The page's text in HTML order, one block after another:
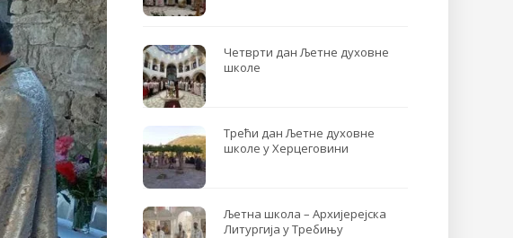
Четврти дан Љетне духовне
школе
Трећи дан Љетне духовне
школе у Херцеговини
Љетна школа – Архијерејска
Литургија у Требињу